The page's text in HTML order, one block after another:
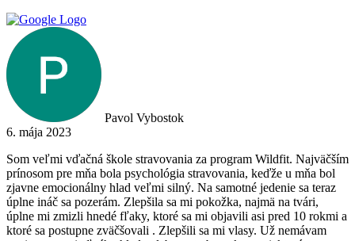
Pavol Vybostok
6. mája 2023
Som veľmi vďačná škole stravovania za program Wildfit. Najväčším
prínosom pre mňa bola psychológia stravovania, keďže u mňa bol
zjavne emocionálny hlad veľmi silný. Na samotné jedenie sa teraz
úplne ináč sa pozerám. Zlepšila sa mi pokožka, najmä na tvári,
úplne mi zmizli hnedé fľaky, ktoré sa mi objavili asi pred 10 rokmi a
ktoré sa postupne zväčšovali . Zlepšili sa mi vlasy. Už nemávam